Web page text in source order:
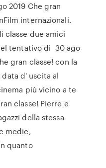
2019 Che gran
internazionali.
classe due amici
tentativo di 30 ago
gran classe! con la
d' uscita al
più vicino a te
classe! Pierre e
della stessa
medie,
quanto